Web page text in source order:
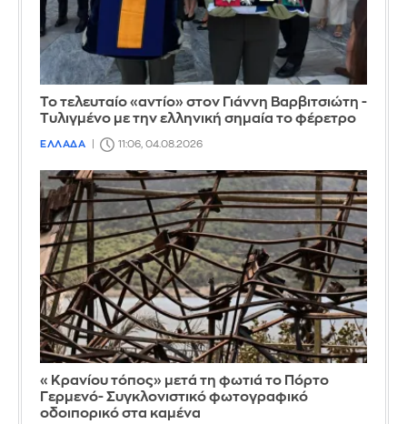
Το τελευταίο «αντίο» στον Γιάννη Βαρβιτσιώτη -
Τυλιγμένο με την ελληνική σημαία το φέρετρο
ΕΛΛΑΔΑ 11:06, 04.08.2026
«Κρανίου τόπος» μετά τη φωτιά το Πόρτο
Γερμενό- Συγκλονιστικό φωτογραφικό
οδοιπορικό στα καμένα